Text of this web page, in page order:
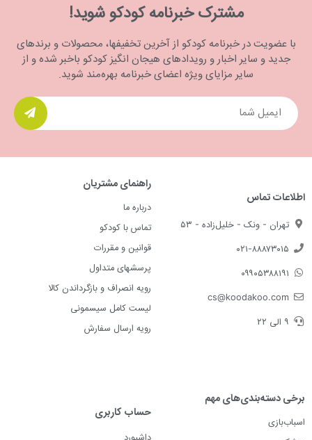
مشترک خبرنامه کودکو شوید!
با عضویت در خبرنامه کودکو از آخرین تخفیفها، محصولات و برندهای
جدید و سایر اخبار و رویدادهای هیجان انگیز کودکو باخبر شده و از
سایر مزایای ویژه اعضای خبرنامه بهره‌مند شوید.
اطلاعات تماس
تهران - ونک - خلیل‌زاده - ۵۳
۰۲۱-۸۸۸۷۳۰۱۵
۰۹۹۰۵۳۸۸۱۹۱
cs@koodakoo.com
۹ الی ۲۲
راهنمای مشتریان
درباره ما
تماس با کودکو
قوانین و مقررات
پرسشهای متداول
رویه انصراف و بازگرداندن کالا
لیست کامل سیسمونی
رویه ارسال سفارش
برخی دسته‌بندی‌های مهم
اسباب‌بازی
حساب کاربری
داشبورد